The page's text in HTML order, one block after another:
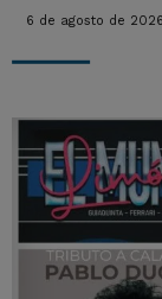
6 de agosto de 2026